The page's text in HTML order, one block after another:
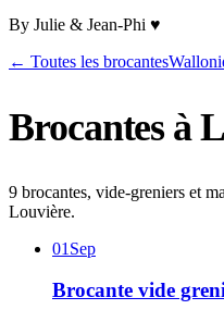
By Julie & Jean-Phi ♥
← Toutes les brocantes
Brocantes à
9 brocantes, vide-greniers et
Louvière.
01 Sep
Brocante vide